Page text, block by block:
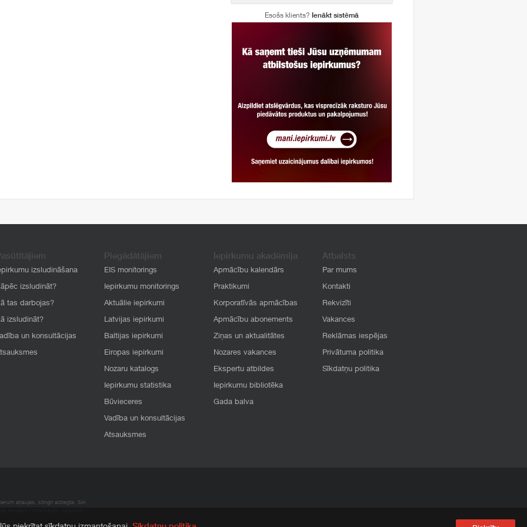
Esošs klients? Ienākt sistēmā
izsludināšana
izsludināt?
tas darbojas?
izsludināt?
un konsultācijas
Piegādātājiem
EIS monitorings
Iepirkumu monitorings
Aktuālie iepirkumi
Latvijas iepirkumi
Baltijas iepirkumi
Eiropas iepirkumi
Nozaru katalogs
Iepirkumu statistika
Būvieceres
Vadība un konsultācijas
Atsauksmes
Iepirkumu akadēmija
Apmācību kalendārs
Praktikumi
Korporatīvās apmācības
Apmācību abonements
Ziņas un aktualitātes
Nozares vakances
Ekspertu atbildes
Iepirkumu bibliotēka
Gada balva
Atbalsts
Par mums
Kontakti
Rekvizīti
Vakances
Reklāmas iespējas
Privātuma politika
Sīkdatņu politika
atļaujas, stingri aizliegta. SIA